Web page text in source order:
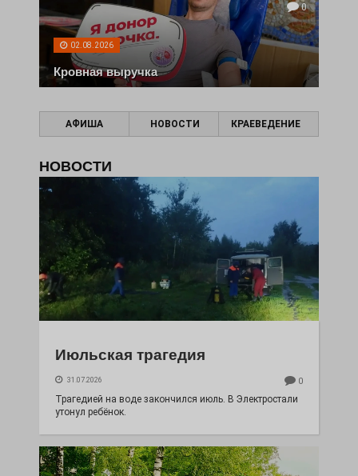
0
02.08.2026
Кровная выручка
АФИША НОВОСТИ КРАЕВЕДЕНИЕ
НОВОСТИ
Июльская трагедия
31.07.2026 0
Трагедией на воде закончился июль. В Электростали
утонул ребёнок.